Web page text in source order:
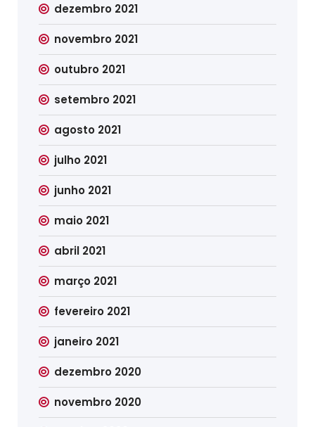
dezembro 2021
novembro 2021
outubro 2021
setembro 2021
agosto 2021
julho 2021
junho 2021
maio 2021
abril 2021
março 2021
fevereiro 2021
janeiro 2021
dezembro 2020
novembro 2020